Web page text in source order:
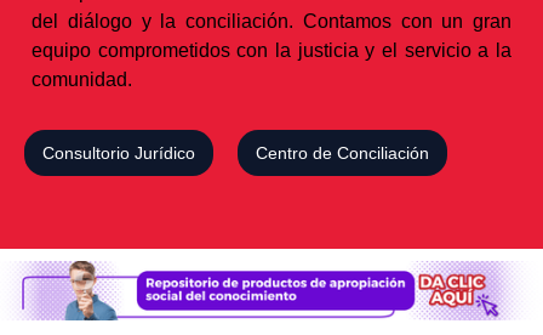
del diálogo y la conciliación. Contamos con un gran
equipo comprometidos con la justicia y el servicio a la
comunidad.
Consultorio Jurídico Centro de Conciliación